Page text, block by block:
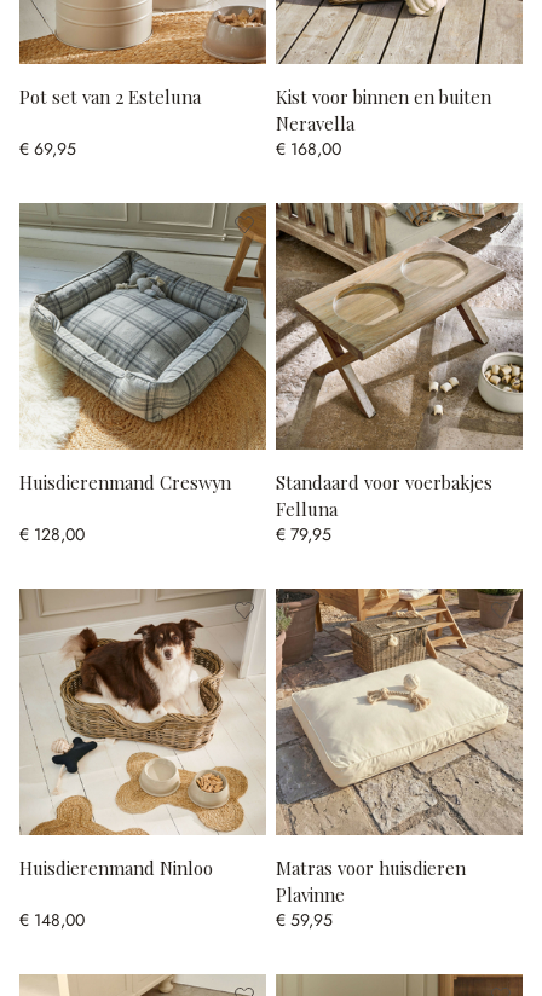
Pot set van 2 Esteluna
€ 69,95
Kist voor binnen en buiten
Neravella
€ 168,00
Huisdierenmand Creswyn
€ 128,00
Standaard voor voerbakjes
Felluna
€ 79,95
Huisdierenmand Ninloo
€ 148,00
Matras voor huisdieren
Plavinne
€ 59,95